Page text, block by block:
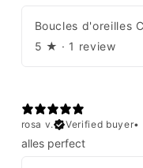
5 ★ · 1 review
rosa v.
Verified buyer•
alles perfect